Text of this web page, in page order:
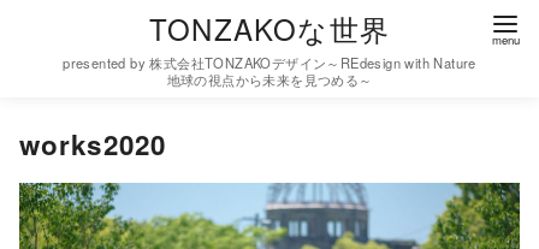
TONZAKOな世界
presented by 株式会社TONZAKOデザイン～REdesign with Nature
地球の視点から未来を見つめる～
works2020